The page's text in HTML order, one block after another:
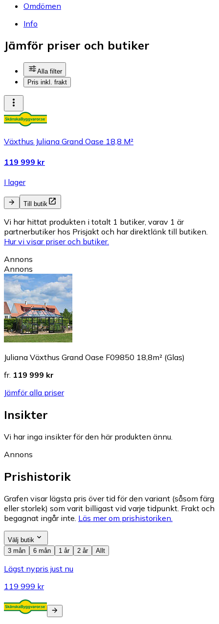
Omdömen
Info
Jämför priser och butiker
Alla filter
Pris inkl. frakt
Växthus Juliana Grand Oase 18,8 M²
119 999 kr
I lager
Till butik
Vi har hittat produkten i totalt 1 butiker, varav 1 är
partnerbutiker hos Prisjakt och har direktlänk till butiken.
Hur vi visar priser och butiker.
Annons
Annons
Juliana Växthus Grand Oase F09850 18,8m² (Glas)
fr. 119 999 kr
Jämför alla priser
Insikter
Vi har inga insikter för den här produkten ännu.
Annons
Prishistorik
Grafen visar lägsta pris över tid för den variant (såsom färg
eller storlek) som varit billigast vid varje tidpunkt. Frakt och
begagnat ingår inte. Läs mer om prishistoriken.
Välj butik
3 mån
6 mån 1 år 2 år Allt
Lägst nypris just nu
119 999 kr